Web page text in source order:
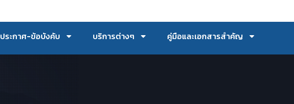
ประกาศ-ข้อบังคับ บริการต่างๆ คู่มือและเอกสารสำคัญ